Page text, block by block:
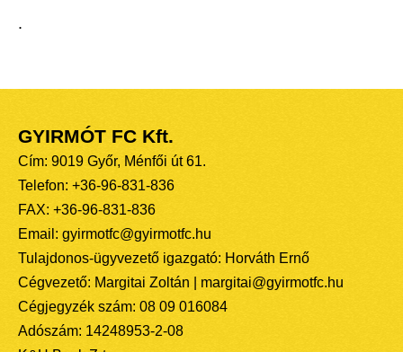
.
GYIRMÓT FC Kft.
Cím: 9019 Győr, Ménfői út 61.
Telefon: +36-96-831-836
FAX: +36-96-831-836
Email: gyirmotfc@gyirmotfc.hu
Tulajdonos-ügyvezető igazgató: Horváth Ernő
Cégvezető: Margitai Zoltán | margitai@gyirmotfc.hu
Cégjegyzék szám: 08 09 016084
Adószám: 14248953-2-08